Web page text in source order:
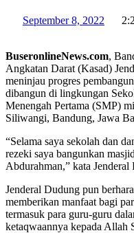
September 8, 2022
BuseronlineNews.com,
Angkatan Darat (Kasad)
meninjau progres
dibangun di lingkungan
Menengah Pertama (SMP)
Siliwangi, Bandung, Jawa
“Selama saya sekolah dan
rezeki saya bangunkan
Abdurahman,” kata
Jenderal Dudung pun
memberikan manfaat bagi
termasuk para guru-guru
ketaqwaannya kepada Allah